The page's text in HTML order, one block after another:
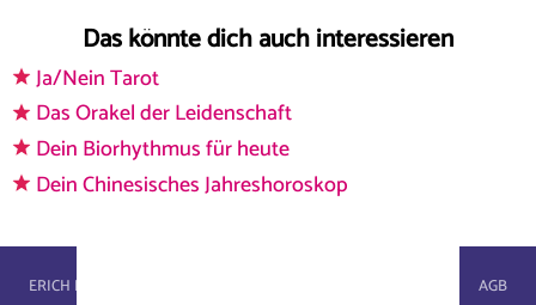
Das könnte dich auch interessieren
Ja/Nein Tarot
Das Orakel der Leidenschaft
Dein Biorhythmus für heute
Dein Chinesisches Jahreshoroskop
ERICH BAUER
AGB